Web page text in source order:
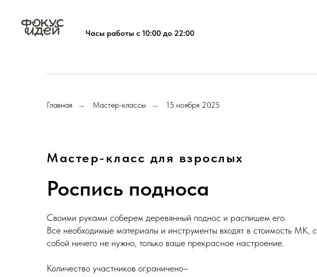
Часы работы с 10:00 до 22:00
Главная → Мастер-классы → 15 ноября 2025
Мастер-класс для взрослых
Роспись подноса
Своими руками соберем деревянный поднос и распишем его.
Все необходимые материалы и инструменты входят в стоимость МК, с
собой ничего не нужно, только ваше прекрасное настроение.
Количество участников ограничено–